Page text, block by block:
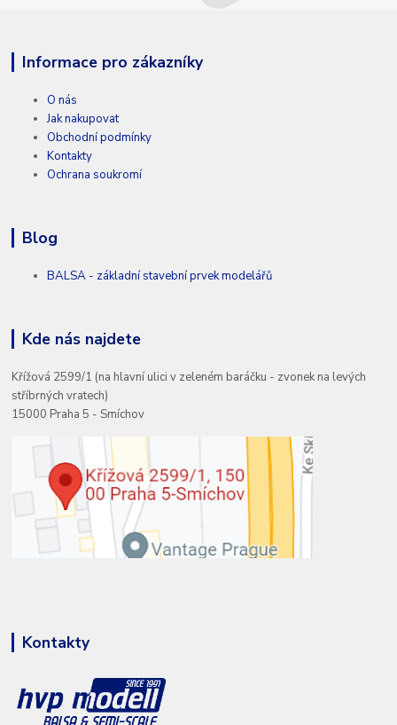
Informace pro zákazníky
O nás
Jak nakupovat
Obchodní podmínky
Kontakty
Ochrana soukromí
Blog
BALSA - základní stavební prvek modelářů
Kde nás najdete
Křížová 2599/1 (na hlavní ulici v zeleném baráčku - zvonek na levých
stříbrných vratech)
15000 Praha 5 - Smíchov
Kontakty